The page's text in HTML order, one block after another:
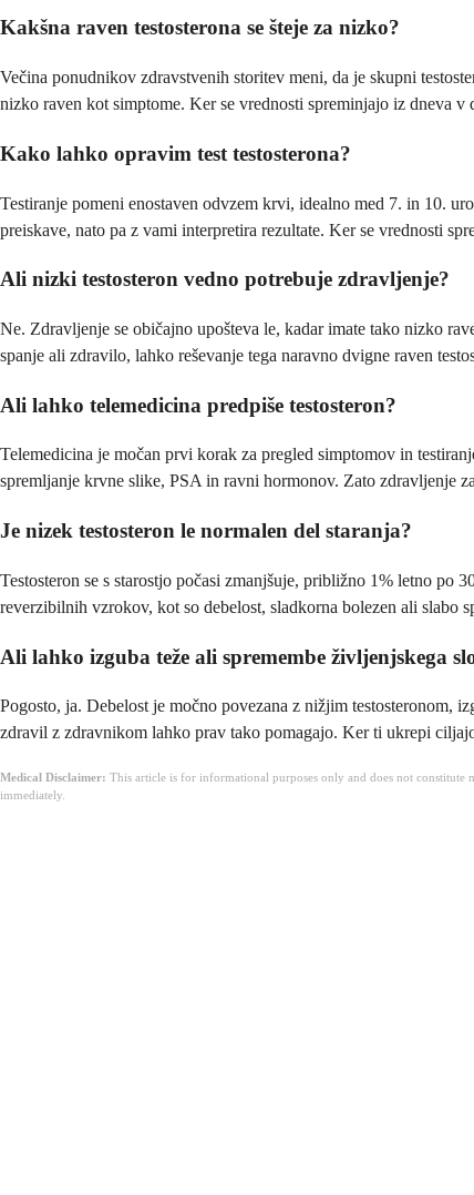
Kakšna raven testosterona se šteje za nizko?
Večina ponudnikov zdravstvenih storitev meni, da je skupni
nizko raven kot simptome. Ker se vrednosti spreminjajo iz dneva
Kako lahko opravim test testosterona?
Testiranje pomeni enostaven odvzem krvi, idealno med 7. in 10.
preiskave, nato pa z vami interpretira rezultate. Ker se vrednosti
Ali nizki testosteron vedno potrebuje zdravljenje?
Ne. Zdravljenje se običajno upošteva le, kadar imate tako nizko
spanje ali zdravilo, lahko reševanje tega naravno dvigne raven
Ali lahko telemedicina predpiše testosteron?
Telemedicina je močan prvi korak za pregled simptomov in
spremljanje krvne slike, PSA in ravni hormonov. Zato zdravljenje
Je nizek testosteron le normalen del staranja?
Testosteron se s starostjo počasi zmanjšuje, približno 1% letno po
reverzibilnih vzrokov, kot so debelost, sladkorna bolezen ali slabo
Ali lahko izguba teže ali spremembe življenjskega
Pogosto, ja. Debelost je močno povezana z nižjim testosteronom,
zdravil z zdravnikom lahko prav tako pomagajo. Ker ti ukrepi
Medical Disclaimer: This article is for informational purposes only and does not constitute
immediately.